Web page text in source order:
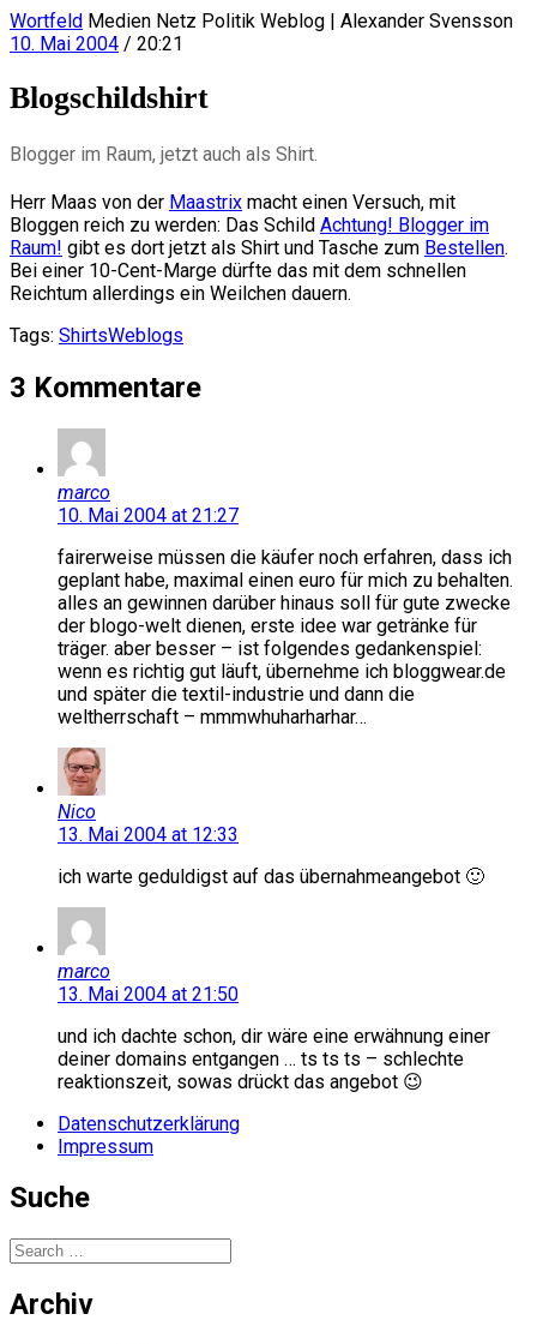
Wortfeld Medien Netz Politik Weblog | Alexander Svensson
10. Mai 2004 / 20:21
Blogschildshirt
Blogger im Raum, jetzt auch als Shirt.
Herr Maas von der Maastrix macht einen Versuch, mit
Bloggen reich zu werden: Das Schild Achtung! Blogger im
Raum! gibt es dort jetzt als Shirt und Tasche zum Bestellen.
Bei einer 10-Cent-Marge dürfte das mit dem schnellen
Reichtum allerdings ein Weilchen dauern.
Tags: ShirtsWeblogs
3 Kommentare
marco
10. Mai 2004 at 21:27
fairerweise müssen die käufer noch erfahren, dass ich
geplant habe, maximal einen euro für mich zu behalten.
alles an gewinnen darüber hinaus soll für gute zwecke
der blogo-welt dienen, erste idee war getränke für
träger. aber besser – ist folgendes gedankenspiel:
wenn es richtig gut läuft, übernehme ich bloggwear.de
und später die textil-industrie und dann die
weltherrschaft – mmmwhuharharhar…
Nico
13. Mai 2004 at 12:33
ich warte geduldigst auf das übernahmeangebot 🙂
marco
13. Mai 2004 at 21:50
und ich dachte schon, dir wäre eine erwähnung einer
deiner domains entgangen … ts ts ts – schlechte
reaktionszeit, sowas drückt das angebot 😉
Datenschutzerklärung
Impressum
Suche
Search
Archiv